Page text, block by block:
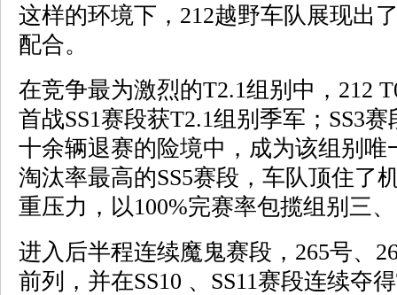
这样的环境下，212越野车队展现出
配合。
在竞争最为激烈的T2.1组别中，212
首战SS1赛段获T2.1组别季军；SS3
十余辆退赛的险境中，成为该组别唯
淘汰率最高的SS5赛段，车队顶住了
重压力，以100%完赛率包揽组别三
进入后半程连续魔鬼赛段，265号、
前列，并在SS10 、SS11赛段连续夺